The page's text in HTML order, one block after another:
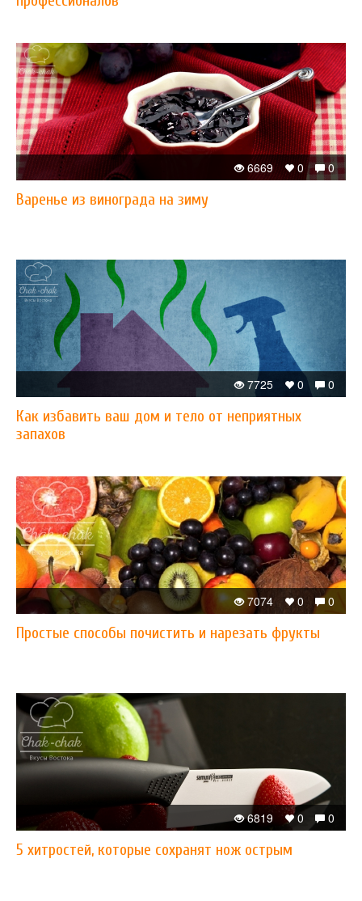
0
0
6669
Варенье из винограда на зиму
0
0
7725
Как избавить ваш дом и тело от неприятных
запахов
0
0
7074
Простые способы почистить и нарезать фрукты
0
0
6819
5 хитростей, которые сохранят нож острым